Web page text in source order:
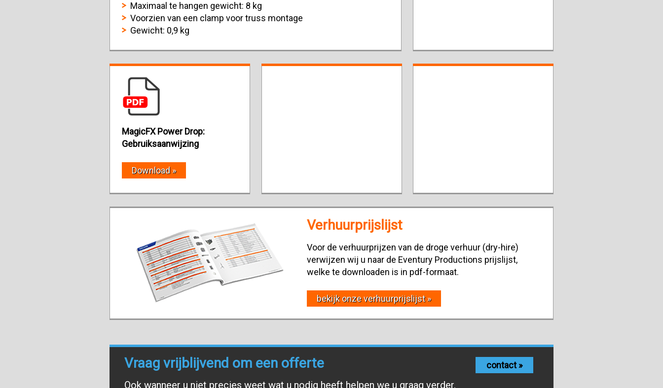
Maximaal te hangen gewicht: 8 kg
Voorzien van een clamp voor truss montage
Gewicht: 0,9 kg
MagicFX Power Drop:
Gebruiksaanwijzing
Download »
Verhuurprijslijst
Voor de verhuurprijzen van de droge verhuur (dry-hire)
verwijzen wij u naar de Eventury Productions prijslijst,
welke te downloaden is in pdf-formaat.
bekijk onze verhuurprijslijst »
Vraag vrijblijvend om een offerte
Ook wanneer u niet precies weet wat u nodig heeft helpen we u graag verder.
contact »